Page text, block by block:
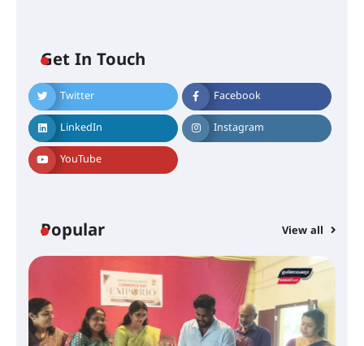
Get In Touch
Twitter Facebook
LinkedIn Instagram
YouTube
Popular View all
2026 കവിതാ ചർച്ച കാട്ടൂർ, ടി. കെ.
ഇടത്തരം മഴയ്ക്കും കാറ്റിനും
സാധ്യത ഇരിങ്ങാലക്കുടയിൽ 4.4
മില്ലി മീറ്റർ മഴ ലഭിച്ചു
ഡോക്ടറേറ്റ് – ഇരിങ്ങാലക്കുട
നേട്ടം പ്രതിസന്ധികളോട് പൊരുതി
മെഡിക്കൽ ക്യാമ്പ്